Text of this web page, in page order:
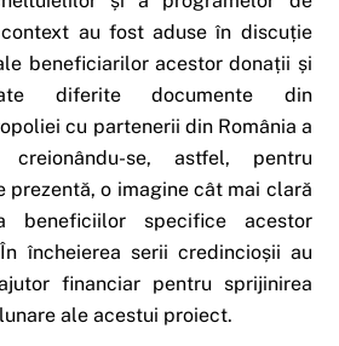
au fost aduse în discuție
beneficiarilor acestor donații și
diferite documente din
cu partenerii din România a
se, astfel, pentru
prezentă, o imagine cât mai clară
specifice acestor
încheierea serii credincioșii au
financiar pentru sprijinirea
ale acestui proiect.